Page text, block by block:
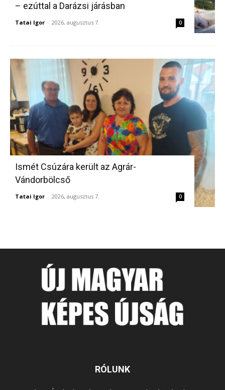
– ezúttal a Darázsi járásban
Tatai Igor - 2026, augusztus 7. 0
Ismét Csúzára került az Agrár-
Vándorbölcső
Tatai Igor - 2026, augusztus 7. 0
RÓLUNK